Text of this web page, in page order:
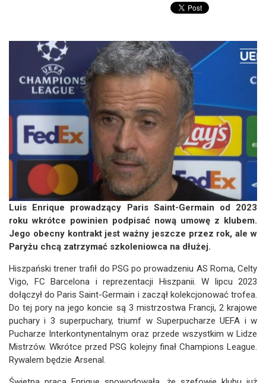
Luis Enrique prowadzący Paris Saint-Germain od 2023
roku wkrótce powinien podpisać nową umowę z klubem.
Jego obecny kontrakt jest ważny jeszcze przez rok, ale w
Paryżu chcą zatrzymać szkoleniowca na dłużej.
Hiszpański trener trafił do PSG po prowadzeniu AS Roma, Celty
Vigo, FC Barcelona i reprezentacji Hiszpanii. W lipcu 2023
dołączył do Paris Saint-Germain i zaczął kolekcjonować trofea.
Do tej pory na jego koncie są 3 mistrzostwa Francji, 2 krajowe
puchary i 3 superpuchary, triumf w Superpucharze UEFA i w
Pucharze Interkontynentalnym oraz przede wszystkim w Lidze
Mistrzów. Wkrótce przed PSG kolejny finał Champions League.
Rywalem będzie Arsenal.